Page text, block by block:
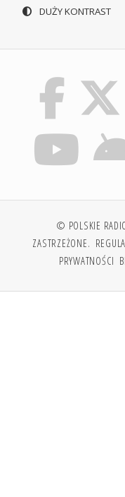
DUŻY KONTRAST
© POLSKIE
ZASTRZEŻONE.
PRYWATNOŚCI